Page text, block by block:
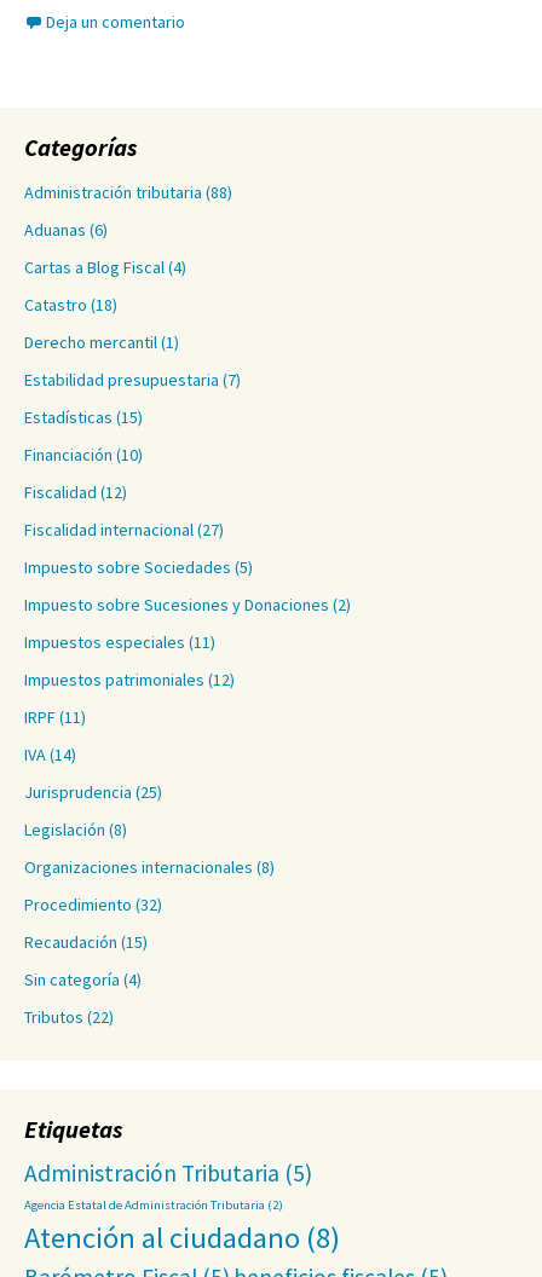
Deja un comentario
Categorías
Administración tributaria (88)
Aduanas (6)
Cartas a Blog Fiscal(4)
Catastro (18)
Derecho mercantil(1)
Estabilidad presupuestaria (7)
Estadísticas (15)
Financiación (10)
Fiscalidad (12)
Fiscalidad internacional(27)
Impuesto sobre Sociedades (5)
Impuesto sobre Sucesiones y Donaciones (2)
Impuestos especiales (11)
Impuestos patrimoniales (12)
IRPF(11)
IVA(14)
Jurisprudencia (25)
Legislación (8)
Organizaciones internacionales (8)
Procedimiento (32)
Recaudación (15)
Sin categoría (4)
Tributos (22)
Etiquetas
Administración Tributaria (5)
Agencia Estatal de Administración Tributaria (2)
Atención al ciudadano (8)